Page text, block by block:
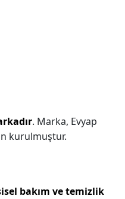
. Marka, Evyap
kurulmuştur.
bakım ve temizlik